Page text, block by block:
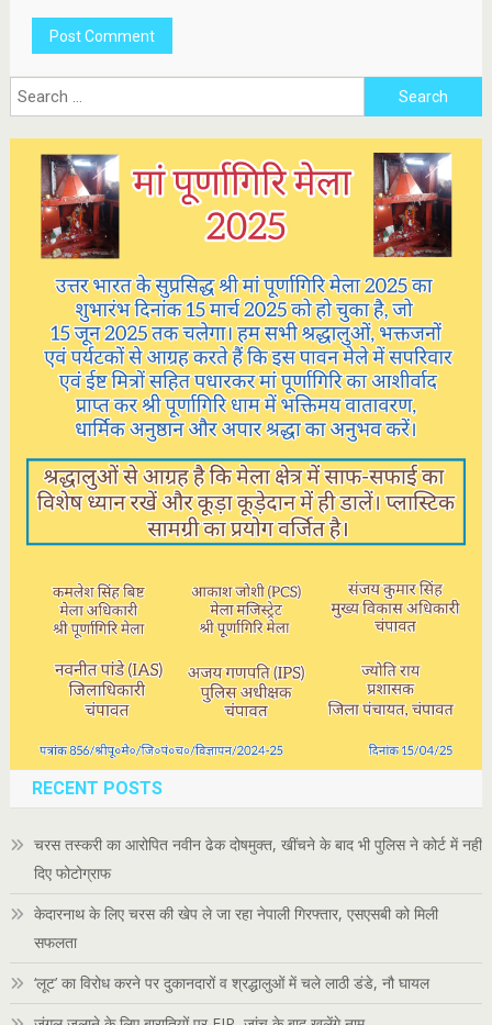
Search
for:
RECENT POSTS
चरस तस्करी का आरोपित नवीन ढेक दोषमुक्त, खींचने के बाद भी पुलिस ने कोर्ट में नहीं
दिए फोटोग्राफ
केदारनाथ के लिए चरस की खेप ले जा रहा नेपाली गिरफ्तार, एसएसबी को मिली
सफलता
‘लूट’ का विरोध करने पर दुकानदारों व श्रद्धालुओं में चले लाठी डंडे, नौ घायल